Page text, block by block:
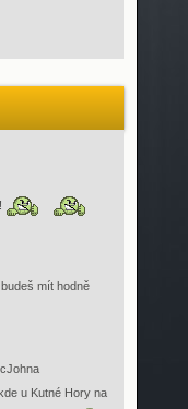
mít hodně
u Kutné Hory na